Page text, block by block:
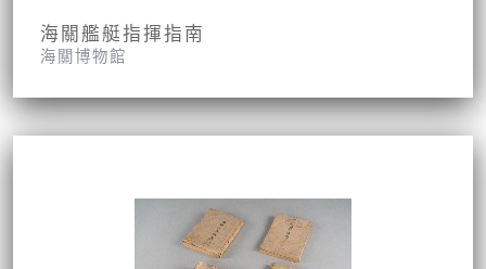
海關艦艇指揮指南
海關博物館